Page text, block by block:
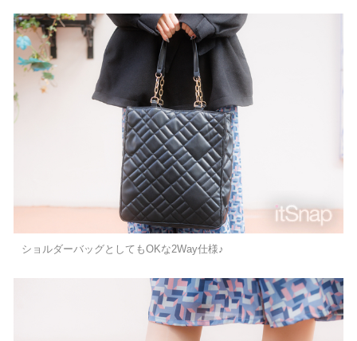
ショルダーバッグとしてもOKな2Way仕様♪